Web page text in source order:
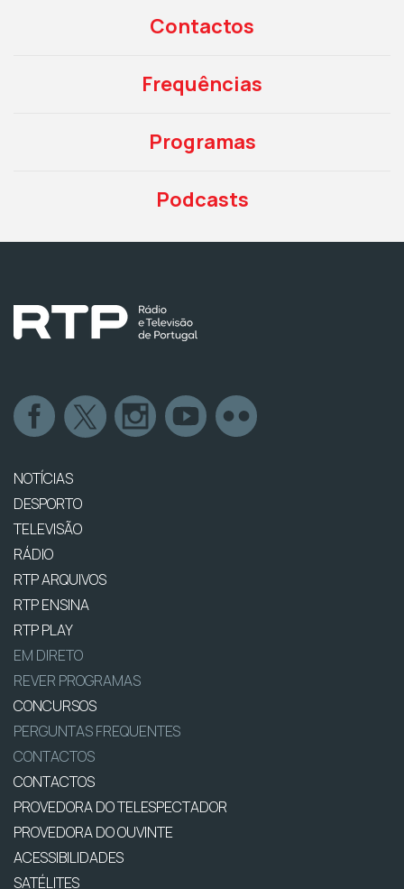
Contactos
Frequências
Programas
Podcasts
NOTÍCIAS
DESPORTO
TELEVISÃO
RÁDIO
RTP ARQUIVOS
RTP ENSINA
RTP PLAY
EM DIRETO
REVER PROGRAMAS
CONCURSOS
PERGUNTAS FREQUENTES
CONTACTOS
CONTACTOS
PROVEDORA DO TELESPECTADOR
PROVEDORA DO OUVINTE
ACESSIBILIDADES
SATÉLITES